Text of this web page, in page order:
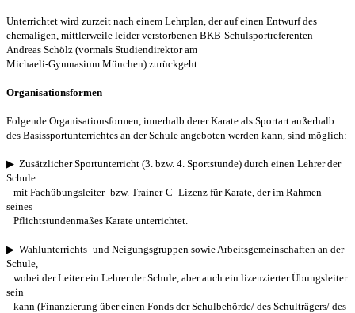
Unterrichtet wird zurzeit nach einem Lehrplan, derauf einen Entwurf des
ehemaligen, mittlerweile leider verstorbenen BKB-Schulsportreferenten
Andreas Schölz (vormals Studiendirektor am
Michaeli-Gymnasium München) zurückgeht.
Organisationsformen
Folgende Organisationsformen, innerhalb derer Karate als Sportart außerhalb
des Basissportunterrichtes an der Schule angeboten werden kann, sind möglich:
▶ Zusätzlicher Sportunterricht (3. bzw. 4. Sportstunde) durch einen Lehrer der
Schule
mit Fachübungsleiter- bzw. Trainer-C- Lizenz für Karate, der im Rahmen
seines
Pflichtstundenmaßes Karate unterrichtet.
▶ Wahlunterrichts- und Neigungsgruppen sowie Arbeitsgemeinschaften an der
Schule,
wobei der Leiter ein Lehrer derSchule, aber auch ein lizenzierter Übungsleiter
sein
kann (Finanzierung übereinen Fonds derSchulbehörde/ des Schulträgers/ des